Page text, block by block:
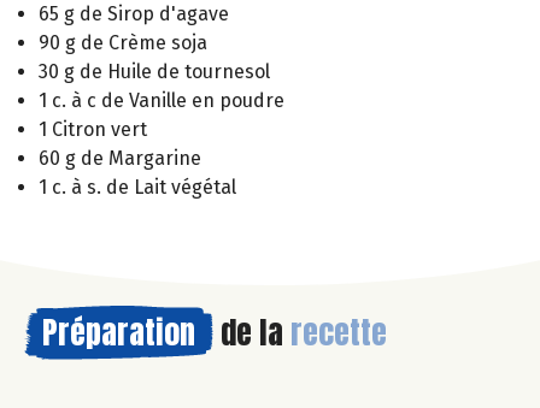
65 g de Sirop d'agave
90 g de Crème soja
30 g de Huile de tournesol
1 c. à c de Vanille en poudre
1 Citron vert
60 g de Margarine
1 c. à s. de Lait végétal
Préparation de la recette